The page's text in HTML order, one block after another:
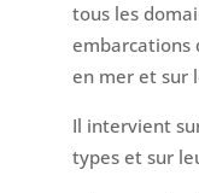
tous les
embarcations
en mer et sur
Il intervient
types et sur